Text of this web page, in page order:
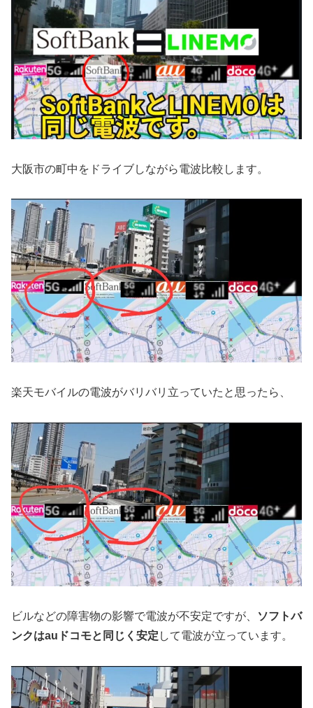
大阪市の町中をドライブしながら電波比較します。
楽天モバイルの電波がバリバリ立っていたと思ったら、
ビルなどの障害物の影響で電波が不安定ですが、
ソフトバ
ンクはauドコモと同じく安定 して電波が立っています。